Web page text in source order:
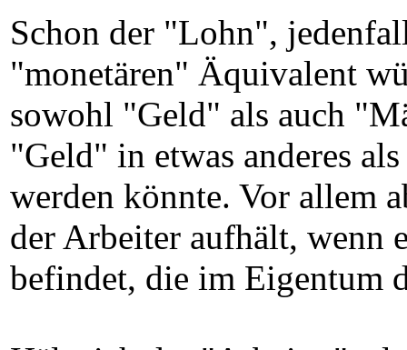
Schon der "Lohn",
"monetären" Äquivalent
sowohl "Geld" als auch
"Geld" in etwas anderes
werden könnte. Vor allem
der Arbeiter aufhält, wenn
befindet, die im Eigentum